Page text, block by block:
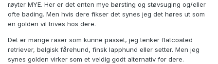
røyter MYE. Her er det enten mye børsting og støvsuging og/eller
ofte bading. Men hvis dere fikser det synes jeg det høres ut som
en golden vil trives hos dere.
Det er mange raser som kunne passet, jeg tenker flatcoated
retriever, belgisk fårehund, finsk lapphund eller setter. Men jeg
synes golden virker som et veldig godt alternativ for dere.